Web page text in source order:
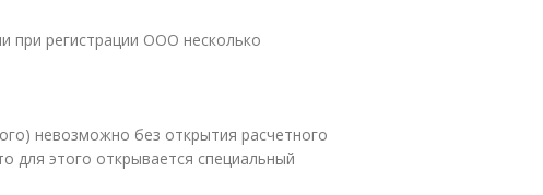
при регистрации ООО несколько
невозможно без открытия расчетного
для этого открывается специальный